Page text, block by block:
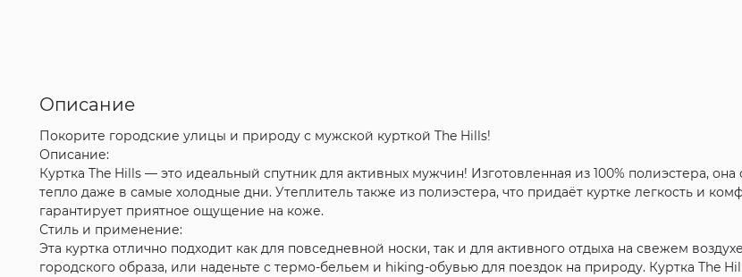
Описание
Покорите городские улицы и природу с мужской курткой The Hills!
Описание:
Куртка The Hills — это идеальный спутник для активных мужчин! Изготовленная из 100% полиэстера,
тепло даже в самые холодные дни. Утеплитель также из полиэстера, что придаёт куртке легкость и
гарантирует приятное ощущение на коже.
Стиль и применение:
Эта куртка отлично подходит как для повседневной носки, так и для активного отдыха на свежем
городского образа, или наденьте с термо-бельем и hiking-обувью для поездок на природу. Куртка The